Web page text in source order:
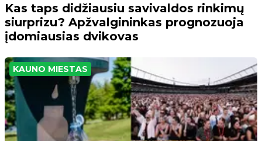
Kas taps didžiausiu savivaldos rinkimų
siurprizu? Apžvalgininkas prognozuoja
įdomiausias dvikovas
KAUNO MIESTAS